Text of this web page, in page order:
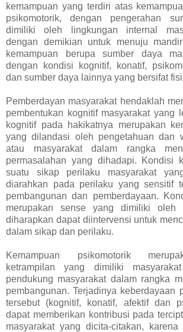
kemampuan yang terdiri atas
psikomotorik, dengan pengerahan
dimiliki oleh lingkungan internal
dengan demikian untuk menuju
kemampuan berupa sumber daya
dengan kondisi kognitif, konatif,
dan sumber daya lainnya yang bersifat
Pemberdayan masyarakat hendaklah
pembentukan kognitif masyarakat yang
kognitif pada hakikatnya merupakan
yang dilandasi oleh pengetahuan dan
atau masyarakat dalam rangka
permasalahan yang dihadapi. Kondisi
suatu sikap perilaku masyarakat
diarahkan pada perilaku yang sensitif
pembangunan dan pemberdayaan.
merupakan sense yang dimiliki oleh
diharapkan dapat diintervensi untuk
dalam sikap dan perilaku.
Kemampuan psikomotorik
ketrampilan yang dimiliki
pendukung masyarakat dalam rangka
pembangunan. Terjadinya keberdayaan
tersebut (kognitif, konatif, afektif dan
dapat memberikan kontribusi pada
masyarakat yang dicita-citakan,